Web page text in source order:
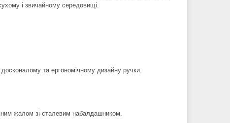
і звичайному середовищі.
та ергономічному дизайну ручки.
жалом зі сталевим набалдашником.